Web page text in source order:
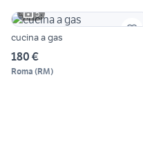
5
cucina a gas
180 €
Roma (RM)